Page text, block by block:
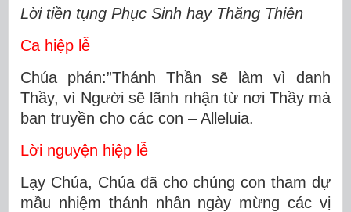
Lời tiền tụng Phục Sinh hay Thăng Thiên
Ca hiệp lễ
Chúa phán:”Thánh Thần sẽ làm vì danh
Thầy, vì Người sẽ lãnh nhận từ nơi Thầy mà
ban truyền cho các con – Alleluia.
Lời nguyện hiệp lễ
Lạy Chúa, Chúa đã cho chúng con tham dự
mầu nhiệm thánh nhân ngày mừng các vị